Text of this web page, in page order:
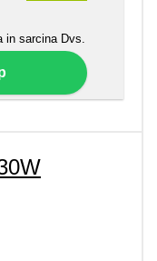
in sarcina Dvs.